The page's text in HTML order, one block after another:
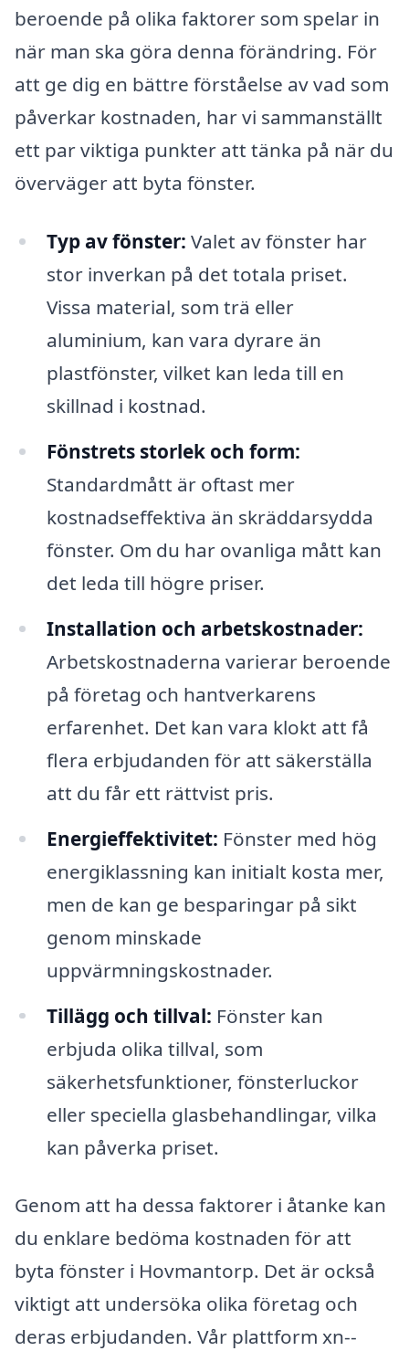
beroende på olika faktorer som spelar in
när man ska göra denna förändring. För
att ge dig en bättre förståelse av vad som
påverkar kostnaden, har vi sammanställt
ett par viktiga punkter att tänka på när du
överväger att byta fönster.
Typ av fönster: Valet av fönster har
stor inverkan på det totala priset.
Vissa material, som trä eller
aluminium, kan vara dyrare än
plastfönster, vilket kan leda till en
skillnad i kostnad.
Fönstrets storlek och form:
Standardmått är oftast mer
kostnadseffektiva än skräddarsydda
fönster. Om du har ovanliga mått kan
det leda till högre priser.
Installation och arbetskostnader:
Arbetskostnaderna varierar beroende
på företag och hantverkarens
erfarenhet. Det kan vara klokt att få
flera erbjudanden för att säkerställa
att du får ett rättvist pris.
Energieffektivitet: Fönster med hög
energiklassning kan initialt kosta mer,
men de kan ge besparingar på sikt
genom minskade
uppvärmningskostnader.
Tillägg och tillval: Fönster kan
erbjuda olika tillval, som
säkerhetsfunktioner, fönsterluckor
eller speciella glasbehandlingar, vilka
kan påverka priset.
Genom att ha dessa faktorer i åtanke kan
du enklare bedöma kostnaden för att
byta fönster i Hovmantorp. Det är också
viktigt att undersöka olika företag och
deras erbjudanden. Vår plattform xn--